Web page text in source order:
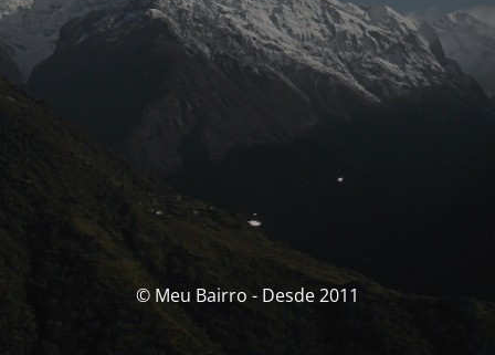
© Meu Bairro - Desde 2011